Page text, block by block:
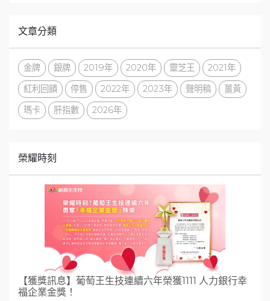
文章分類
金牌 銀牌 2019年 2020年 靈芝王
2021年
紅利回饋
停售 2022年 2023年 聲明稿
薑黃
瑪卡
肝指數 2026年
榮耀時刻
【獲獎訊息】葡萄王生技連續六年榮獲1111 人力銀行幸
福企業金獎！